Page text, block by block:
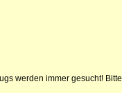
werden immer gesucht! Bitte